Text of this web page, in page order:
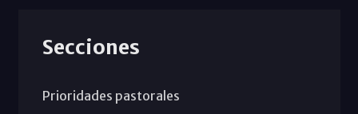
Secciones
Prioridades pastorales